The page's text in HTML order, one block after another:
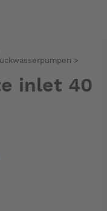
>
inlet 40